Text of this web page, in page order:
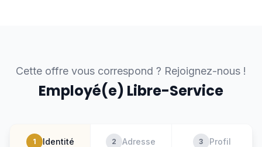
Cette offre vous correspond ? Rejoignez-nous !
Employé(e) Libre-Service
1 Identité 2 Adresse 3 Profil